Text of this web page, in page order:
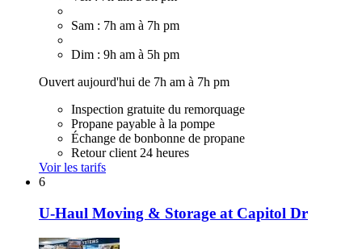
Sam : 7h am à 7h pm
Dim : 9h am à 5h pm
Ouvert aujourd'hui de 7h am à 7h pm
Inspection gratuite du remorquage
Propane payable à la pompe
Échange de bonbonne de propane
Retour client 24 heures
Voir les tarifs
6
U-Haul Moving & Storage at Capitol Dr